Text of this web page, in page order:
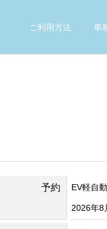
ご利用方法 車
予約 EV軽自
2026年8